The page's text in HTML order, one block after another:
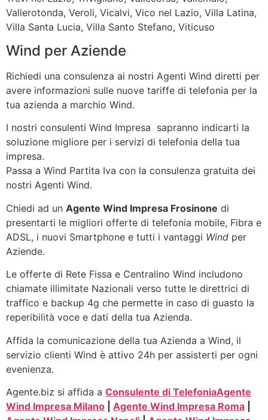
Vallerotonda, Veroli, Vicalvi, Vico nel Lazio, Villa Latina,
Villa Santa Lucia, Villa Santo Stefano, Viticuso
Wind per Aziende
Richiedi una consulenza ai nostri Agenti Wind diretti per
avere informazioni sulle nuove tariffe di telefonia per la
tua azienda a marchio Wind.
I nostri consulenti Wind Impresa sapranno indicarti la
soluzione migliore per i servizi di telefonia della tua
impresa.
Passa a Wind Partita Iva con la consulenza gratuita dei
nostri Agenti Wind.
Chiedi ad un Agente Wind Impresa Frosinone di
presentarti le migliori offerte di telefonia mobile, Fibra e
ADSL, i nuovi Smartphone e tutti i vantaggi Wind per
Aziende.
Le offerte di Rete Fissa e Centralino Wind includono
chiamate illimitate Nazionali verso tutte le direttrici di
traffico e backup 4g che permette in caso di guasto la
reperibilità voce e dati della tua Azienda.
Affida la comunicazione della tua Azienda a Wind, il
servizio clienti Wind è attivo 24h per assisterti per ogni
evenienza.
Agente.biz si affida a Consulente di TelefoniaAgente
Wind Impresa Milano
Agente Wind Impresa Roma